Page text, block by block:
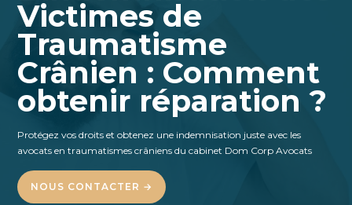
Victimes de
Traumatisme
Crânien : Comment
obtenir réparation ?
Protégez vos droits et obtenez une indemnisation juste avec les
avocats en traumatismes crâniens du cabinet Dom Corp Avocats
NOUS CONTACTER →